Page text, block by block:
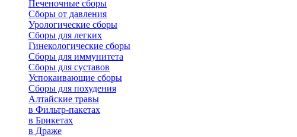
Печеночные сборы
Сборы от давления
Урологические сборы
Сборы для легких
Гинекологические сборы
Сборы для иммунитета
Сборы для суставов
Успокаивающие сборы
Сборы для похудения
Алтайские травы
в Фильтр-пакетах
в Брикетах
в Драже